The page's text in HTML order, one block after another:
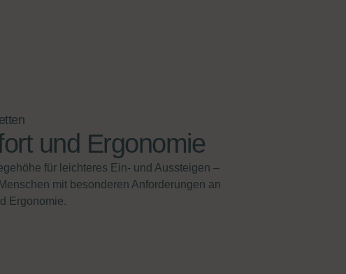
und Ergonomie
für leichteres Ein- und Aussteigen –
mit besonderen Anforderungen an
Ergonomie.